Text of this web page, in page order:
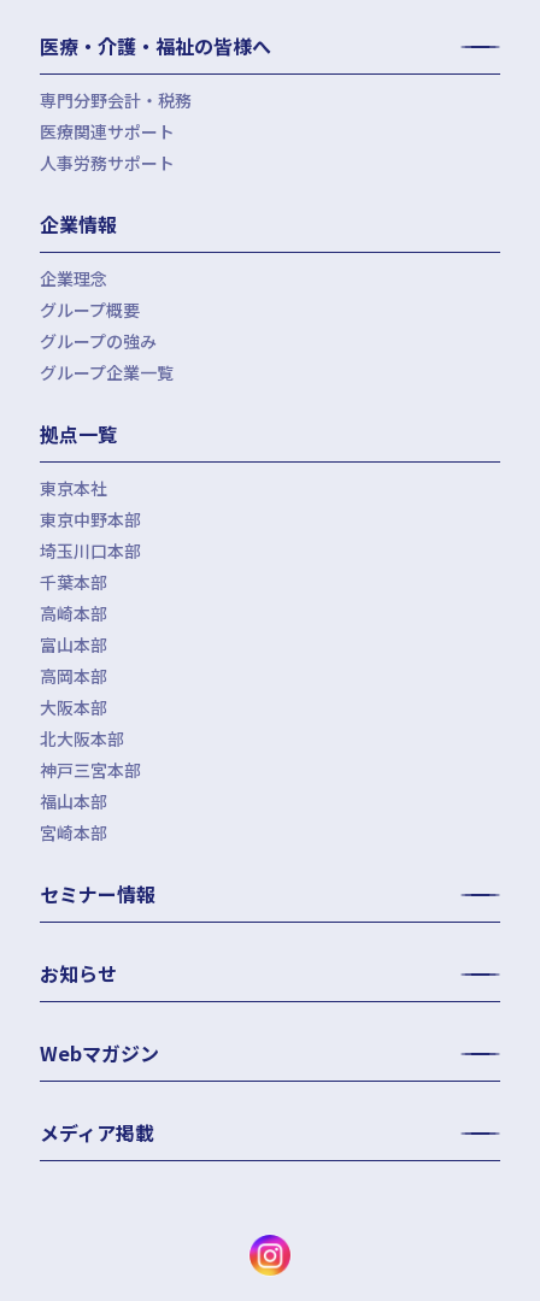
資産管理会社設立
医療・介護・福祉の皆様へ
専門分野会計・税務
会計・税務（医科）
会計・税務（歯科）
会計・税務（社会福祉法人）
会計・税務（保育）
会計・税務（公益法人）
医療関連サポート
開業サポート
医療経営サポート
クリニック承継サポート
人事労務サポート
企業情報
企業理念
グループ概要
グループの強み
グループ企業一覧
拠点一覧
東京本社
東京中野本部
埼玉川口本部
千葉本部
高崎本部
富山本部
高岡本部
大阪本部
北大阪本部
神戸三宮本部
福山本部
宮崎本部
セミナー情報
お知らせ
Webマガジン
メディア掲載